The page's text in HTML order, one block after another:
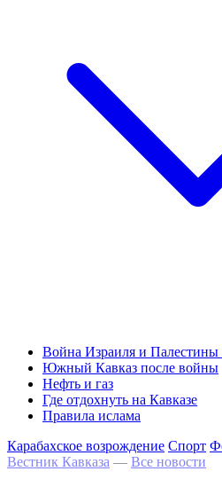
Война Израиля и Палестины
Южный Кавказ после войны
Нефть и газ
Где отдохнуть на Кавказе
Правила ислама
Карабахское возрождение Спорт
Вестник Кавказа — Все новости